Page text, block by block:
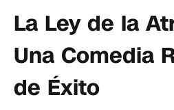
La Ley de la
Una Comedia
de Éxito